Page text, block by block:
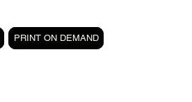
PRINT ON DEMAND